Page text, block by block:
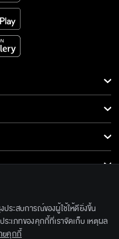
ระสบการณ์ของผู้ใช้ให้ดียิ่งขึ้น
ะเภทของคุกกี้ที่เราจัดเก็บ เหตุผล
ยคุกกี้